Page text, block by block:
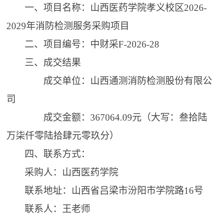
一、项目名称：山西医药学院孝义校区2026-
2029年消防检测服务采购项目
二、项目编号：中财采F-2026-28
三、 成交结果
成交单位：山西通测消防检测股份有限公
司
成交金额： 367064.09元 （大写：叁拾陆
万柒仟零陆拾肆元零玖分）
四、 联系方式：
采购人： 山西医药学院
联系地址： 山西省吕梁市汾阳市学院路16号
联系人：王老师